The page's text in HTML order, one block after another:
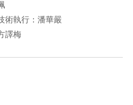
術執行：潘華嚴
譯梅